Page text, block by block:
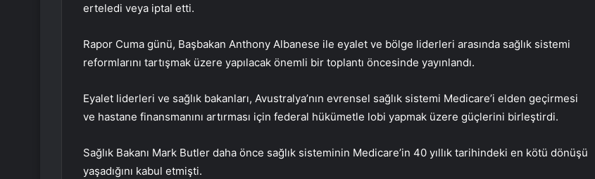
erteledi veya iptal etti.
Rapor Cuma günü, Başbakan Anthony Albanese ile eyalet ve bölge liderleri arasında sağlık sistemi
reformlarını tartışmak üzere yapılacak önemli bir toplantı öncesinde yayınlandı.
Eyalet liderleri ve sağlık bakanları, Avustralya’nın evrensel sağlık sistemi Medicare’i elden geçirmesi
ve hastane finansmanını artırması için federal hükümetle lobi yapmak üzere güçlerini birleştirdi.
Sağlık Bakanı Mark Butler daha önce sağlık sisteminin Medicare’in 40 yıllık tarihindeki en kötü dönüşü
yaşadığını kabul etmişti.